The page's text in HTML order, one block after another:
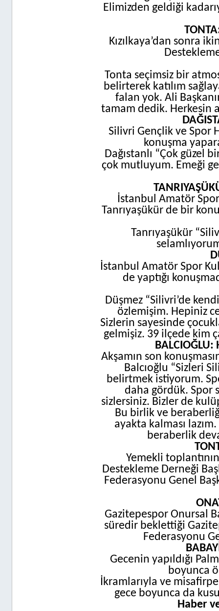
Elimizden geldiği
Kızılkaya’dan sonra
Tonta seçimsiz bir
belirterek katılım
falan yok. Ali
tamam dedik. Herkesin
Silivri Gençlik ve Spor
konuşma
Dağıstanlı “Çok güzel
çok mutluyum. Emeği
İstanbul Amatör
Tanrıyaşükür de bir
Tanrıyaşükür
İstanbul Amatör Spor
de yaptığı
Düşmez “Silivri’de
özlemişim. Hepiniz
Sizlerin sayesinde
gelmişiz. 39 ilçede kim
BALCIOĞLU:
Akşamın son
Balcıoğlu “Sizleri
belirtmek istiyorum.
daha gördük. Spor
sizlersiniz. Bizler de
Bu birlik ve
ayakta kalması
beraberlik
Yemekli
Destekleme Derneği
Federasyonu Genel
Gazitepespor Onursal
süredir beklettiği
Federasyonu
Gecenin yapıldığı
boyunca
İkramlarıyla ve
gece boyunca da
Haber